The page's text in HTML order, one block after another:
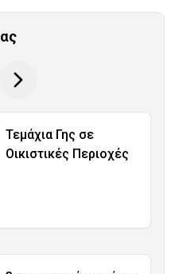
Τεμάχια Γης σε
Οικιστικές Περιοχές